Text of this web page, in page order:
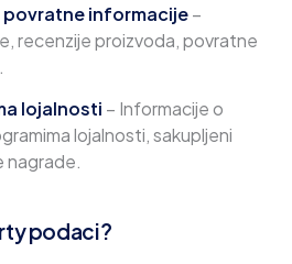
povratne informacije–
recenzije proizvoda, povratne
lojalnosti – Informacije o
lojalnosti, sakupljeni
nagrade.
podaci?